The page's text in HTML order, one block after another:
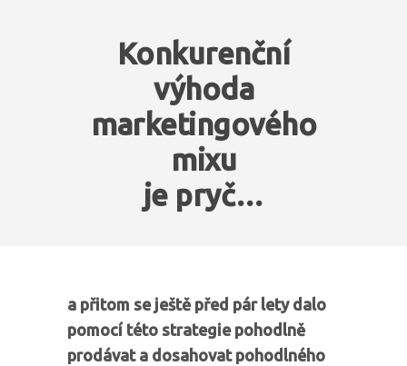
Konkurenční
výhoda
marketingového
mixu
je pryč…
a přitom se ještě před pár lety dalo
pomocí této strategie pohodlně
prodávat a dosahovat pohodlného